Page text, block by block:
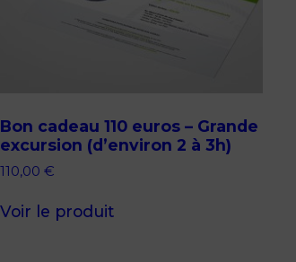
Bon cadeau 110 euros – Grande
excursion (d’environ 2 à 3h)
110,00 €
Voir le produit